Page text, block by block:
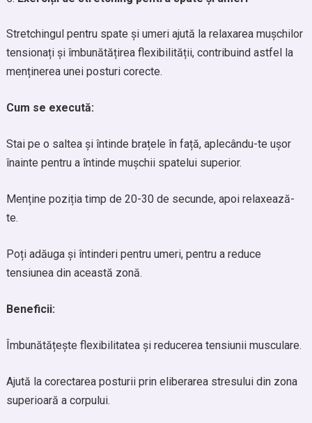
Stretchingul pentru spate și umeri ajută la relaxarea mușchilor
tensionați și îmbunătățirea flexibilității, contribuind astfel la
menținerea unei posturi corecte.
Cum se execută:
Stai pe o saltea și întinde brațele în față, aplecându-te ușor
înainte pentru a întinde mușchii spatelui superior.
Menține poziția timp de 20-30 de secunde, apoi relaxează-
te.
Poți adăuga și întinderi pentru umeri, pentru a reduce
tensiunea din această zonă.
Beneficii:
Îmbunătățește flexibilitatea și reducerea tensiunii musculare.
Ajută la corectarea posturii prin eliberarea stresului din zona
superioară a corpului.